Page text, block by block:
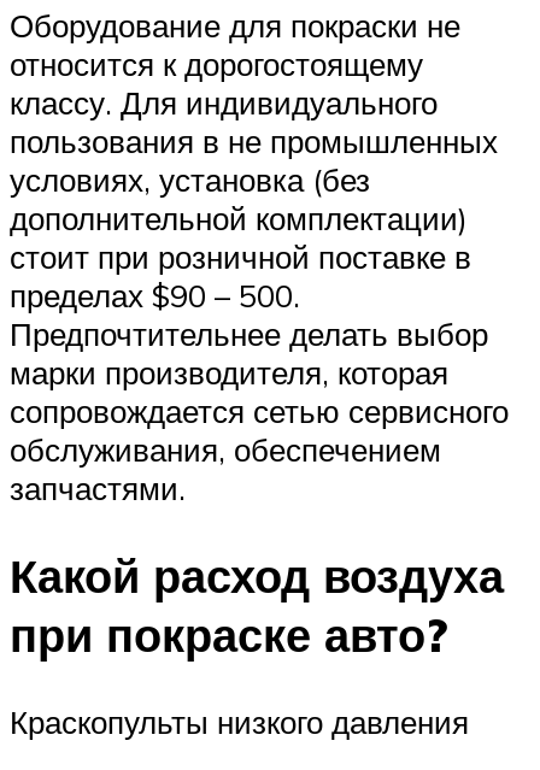
Оборудование для покраски не
относится к дорогостоящему
классу. Для индивидуального
пользования в не промышленных
условиях, установка (без
дополнительной комплектации)
стоит при розничной поставке в
пределах $90 – 500.
Предпочтительнее делать выбор
марки производителя, которая
сопровождается сетью сервисного
обслуживания, обеспечением
запчастями.
Какой расход воздуха
при покраске авто?
Краскопульты низкого давления